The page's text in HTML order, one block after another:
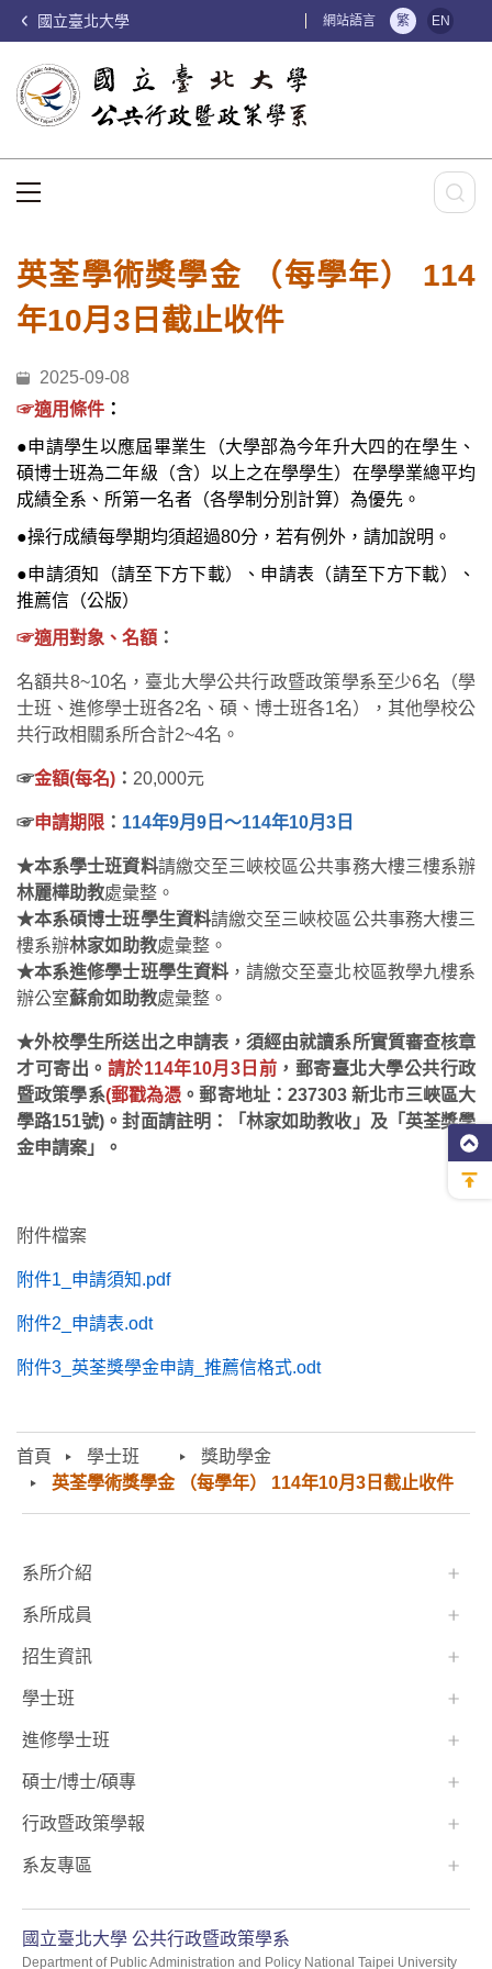
國立臺北大學 網站語言 繁 EN
首頁 學士班⠀⠀
獎助學金
英荃學術獎學金 （每學年） 114年10月3日截止收件
英荃學術獎學金 （每學年） 114
年10月3日截止收件
2025-09-08
☞適用條件 ：
●申請學生以應屆畢業生（大學部為今年升大四的在學生、
碩博士班為二年級（含）以上之在學學生）在學學業總平均
成績全系、所第一名者（各學制分別計算）為優先。
●操行成績每學期均須超過80分，若有例外，請加說明。
●申請須知（請至下方下載）、申請表（請至下方下載）
、
推薦信 （公版）
☞適用對象、名額 ：
名額共8~10名，臺北大學公共行政暨政策學系至少6名（學
士班、進修學士班各2名、碩、博士班各1名），其他學校公
共行政相關系所合計2~4名。
☞金額(每名) ： 20,000元
☞申請期限 ： 114年9月9日～114年10月3日
★本系學士班資料請繳交至三峽校區公共事務大樓三樓系辦
林麗樺助教處彙整。
★本系碩博士班學生資料請繳交至三峽校區公共事務大樓三
樓系辦林家如助教處彙整。
★本系進修學士班學生資料，請繳交至臺北校區教學九樓系
辦公室蘇俞如助教處彙整。
★外校學生所送出之申請表，須經由就讀系所實質審查核章
才可寄出。 請於114年10月3日前 ，郵寄臺北大學公共行政
暨政策學系(郵戳為憑 。郵寄地址：237303 新北市三峽區大
學路151號)。封面請註明：「林家如助教收」及「英荃獎學
金申請案」。
附件檔案
附件1_申請須知.pdf
附件2_申請表.odt
附件3_英荃獎學金申請_推薦信格式.odt
:::
國立臺北大學 公共行政暨政策學系
Department of Public Administration and Policy National Taipei University
系所介紹
系所成員
招生資訊
學士班⠀⠀
進修學士班
碩士/博士/碩專
行政暨政策學報
系友專區